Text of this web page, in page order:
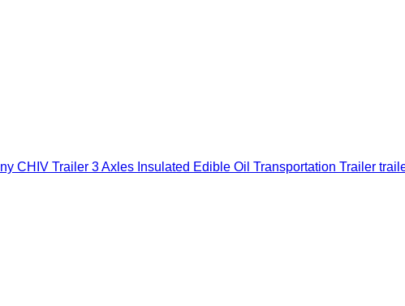
ny CHIV Trailer 3 Axles Insulated Edible Oil Transportation Trailer